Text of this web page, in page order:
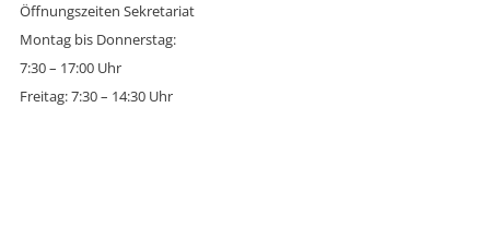
Öffnungszeiten Sekretariat
Montag bis Donnerstag:
7:30 – 17:00 Uhr
Freitag: 7:30 – 14:30 Uhr